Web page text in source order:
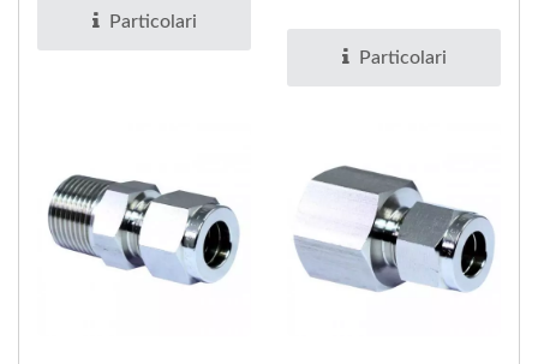
senza... Particolari
Particolari